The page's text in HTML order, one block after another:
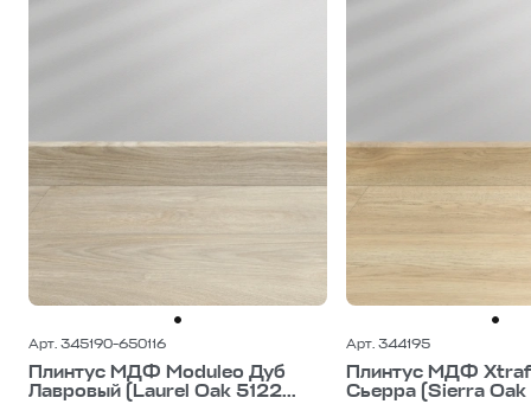
Арт. 345190-650116
Плинтус МДФ Moduleo Дуб
Лавровый (Laurel Oak 5122...
Арт. 344195
Плинтус МДФ
Сьерра (Sierra